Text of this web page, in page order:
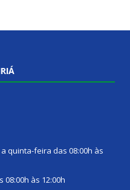
quinta-feira das 08:00h às
às 12:00h